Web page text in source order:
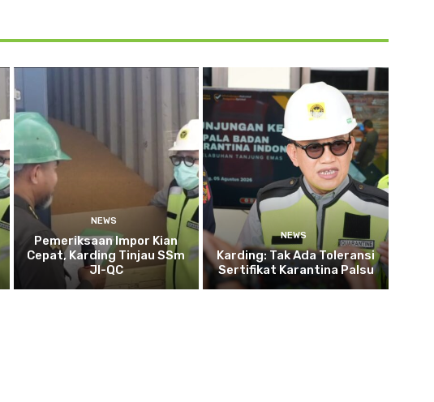
NEWS
Pemeriksaan Impor Kian
Cepat, Karding Tinjau SSm
JI-QC
NEWS
Karding: Tak Ada Toleransi
Sertifikat Karantina Palsu